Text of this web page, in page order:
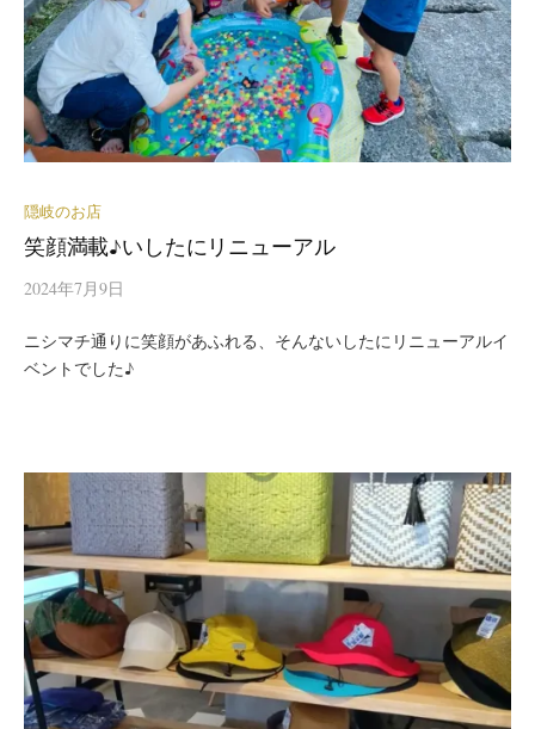
隠岐のお店
笑顔満載♪いしたにリニューアル
2024年7月9日
ニシマチ通りに笑顔があふれる、そんないしたにリニューアルイ
ベントでした♪